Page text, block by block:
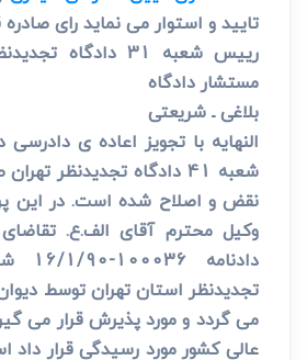
تایید و استوار می نماید رای
رییس شعبه 31
مستشار دادگاه
بلاغی ـ شریعتی
النهایه با تجویز اعاده ی دادرسی
شعبه 41 دادگاه تجدیدنظر
نقض و اصلاح شده است. در این
وکیل محترم آقای الف.ع.
تجدیدنظر استان تهران توسط
عالی کشور مورد رسیدگی قرار داد